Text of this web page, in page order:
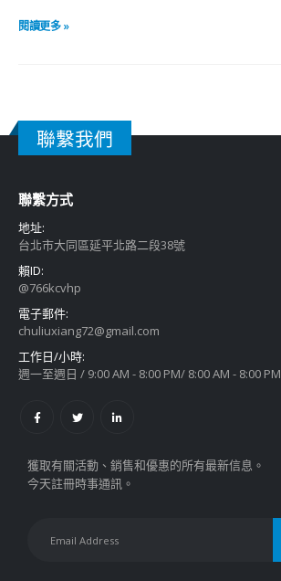
閱讀更多 »
聯繫我們
聯繫方式
地址:
台北市大同區延平北路二段38號
賴ID:
@766kcvhp
電子郵件:
chuliuxiang72@gmail.com
工作日/小時:
週一至週日 / 9:00 AM - 8:00 PM/ 8:00 AM - 8:00 PM
獲取有關活動、銷售和優惠的所有最新信息。
今天註冊時事通訊。